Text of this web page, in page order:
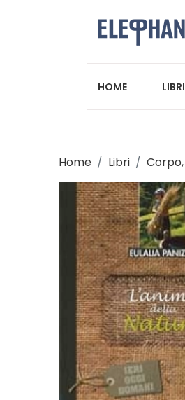
HOME LIBRI
Home Libri